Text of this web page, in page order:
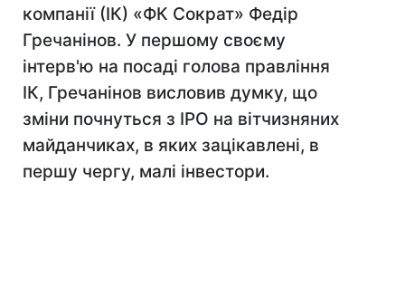
компанії (ІК) «ФК Сократ» Федір
Гречанінов. У першому своєму
інтерв'ю на посаді голова правління
ІК, Гречанінов висловив думку, що
зміни почнуться з IPO на вітчизняних
майданчиках, в яких зацікавлені, в
першу чергу, малі інвестори.